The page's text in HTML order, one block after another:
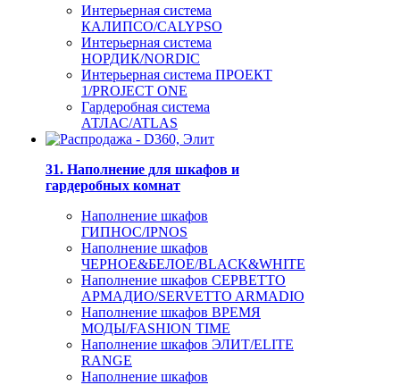
Интерьерная система
КАЛИПСО/CALYPSO
Интерьерная система
НОРДИК/NORDIC
Интерьерная система ПРОЕКТ
1/PROJECT ONE
Гардеробная система
АТЛАС/ATLAS
31. Наполнение для шкафов и
гардеробных комнат
Наполнение шкафов
ГИПНОС/IPNOS
Наполнение шкафов
ЧЕРНОЕ&БЕЛОЕ/BLACK&WHITE
Наполнение шкафов СЕРВЕТТО
АРМАДИО/SERVETTO ARMADIO
Наполнение шкафов ВРЕМЯ
МОДЫ/FASHION TIME
Наполнение шкафов ЭЛИТ/ELITE
RANGE
Наполнение шкафов